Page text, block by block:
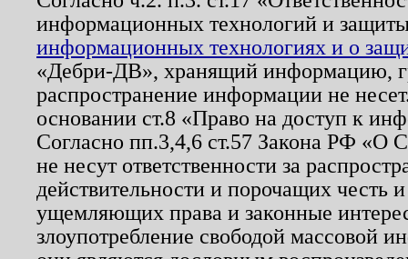
информационных технологий и
информационных технологиях и о
«Дебри-ДВ», хранящий информацию,
распространение информации не
основании ст.8 «Право на доступ к
Согласно пп.3,4,6 ст.57 Закона РФ «О
не несут ответственности за
действительности и порочащих честь
ущемляющих права и законные
злоупотребление свободой массовой